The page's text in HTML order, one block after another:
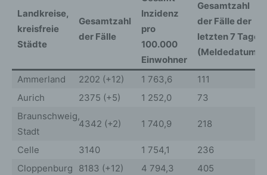
Landkreise,
kreisfreie
Städte
Gesamtzahl
der Fälle
Inzidenz
pro
100.000
Einwohner
Gesamtzahl
der Fälle der
letzten 7 Tage
(Meldedatum)
Ammerland 2202 (+12) 1 763,6
111
Aurich
2375 (+5) 1 252,0
73
Braunschweig,
Stadt
4342 (+2) 1 740,9 218
Celle 3140 1 754,1
236
Cloppenburg
8183 (+12) 4 794,3
405